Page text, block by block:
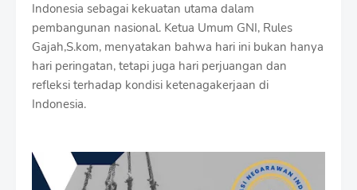
Indonesia sebagai kekuatan utama dalam
pembangunan nasional. Ketua Umum GNI, Rules
Gajah,S.kom, menyatakan bahwa hari ini bukan hanya
hari peringatan, tetapi juga hari perjuangan dan
refleksi terhadap kondisi ketenagakerjaan di
Indonesia.